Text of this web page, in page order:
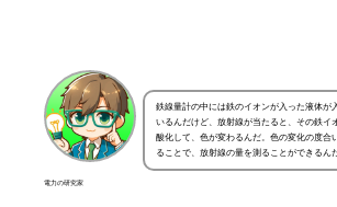
電力の研究家
鉄線量計の中には鉄のイオンが入った液体が
いるんだけど、放射線が当たると、その鉄イ
酸化して、色が変わるんだ。色の変化の度合
ることで、放射線の量を測ることができるん